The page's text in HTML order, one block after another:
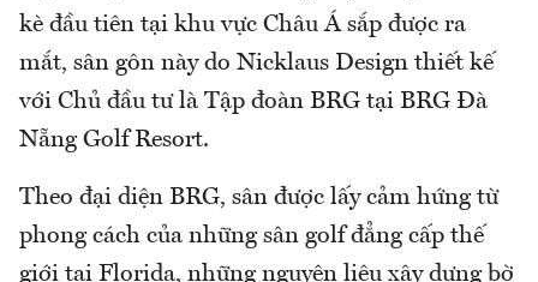
kè đầu tiên tại khu vực Châu Á sắp được ra
mắt, sân gôn này do Nicklaus Design thiết kế
với Chủ đầu tư là Tập đoàn BRG tại BRG Đà
Nẵng Golf Resort.
Theo đại diện BRG, sân được lấy cảm hứng từ
phong cách của những sân golf đẳng cấp thế
giới tại Florida, những nguyên liệu xây dựng bờ